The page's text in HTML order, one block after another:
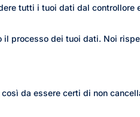
tutti i tuoi dati dal controllore
processo dei tuoi dati. Noi
da essere certi di non